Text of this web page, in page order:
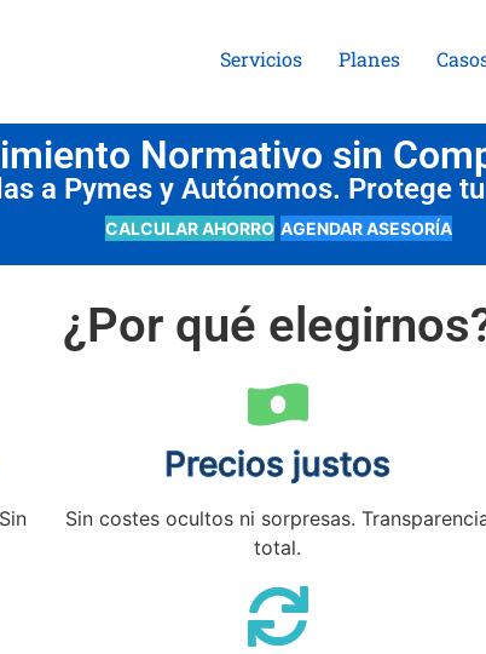
Servicios Planes
Normativo sin
a Pymes y Autónomos. Protege
CALCULAR AHORRO AGENDAR ASESORÍA
¿Por qué
Precios justos
Sin costes ocultos ni sorpresas.
total.